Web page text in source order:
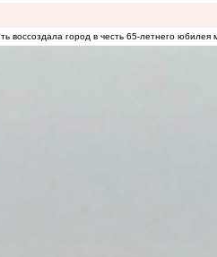
воссоздала город в честь 65-летнего юбилея